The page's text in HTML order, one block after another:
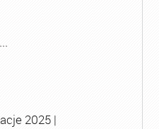
2025 |